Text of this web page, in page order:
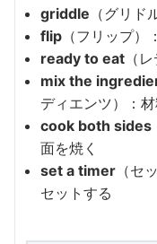
griddle （グリド
flip （フリップ
ready to eat （
mix the
ディエンツ）：
cook both sides
面を焼く
set a timer （セ
セットする